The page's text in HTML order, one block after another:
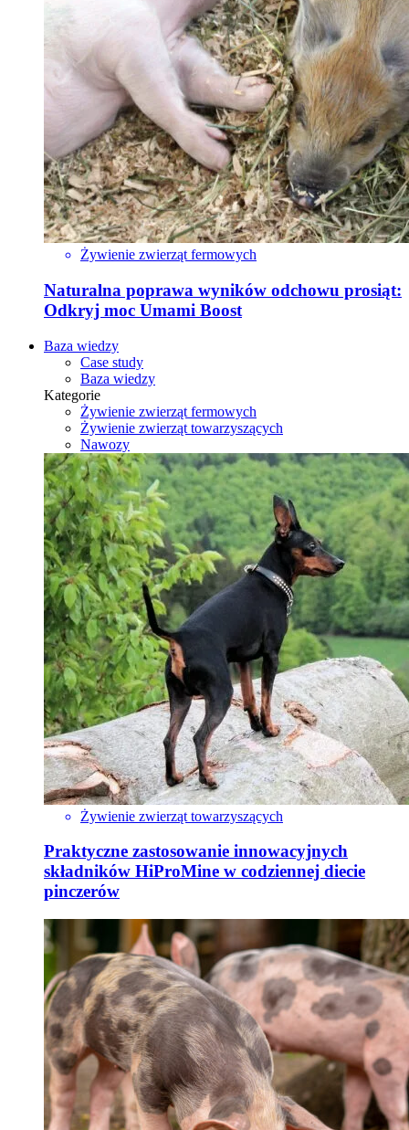
Żywienie zwierząt fermowych
Naturalna poprawa wyników odchowu prosiąt:
Odkryj moc Umami Boost
Baza wiedzy
Case study
Baza wiedzy
Kategorie
Żywienie zwierząt fermowych
Żywienie zwierząt towarzyszących
Nawozy
Żywienie zwierząt towarzyszących
Praktyczne zastosowanie innowacyjnych
składników HiProMine w codziennej diecie
pinczerów